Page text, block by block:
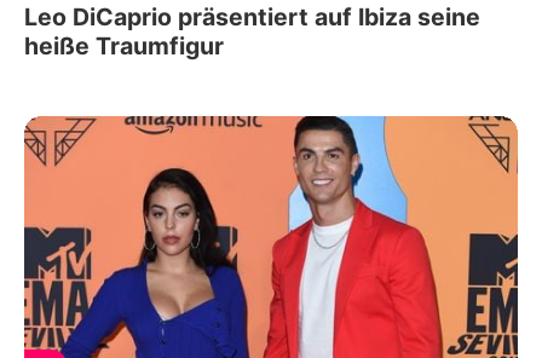
Leo DiCaprio präsentiert auf Ibiza seine
heiße Traumfigur